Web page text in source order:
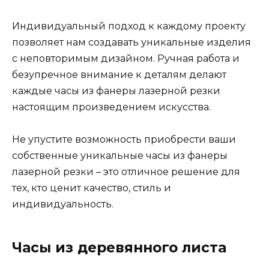
Индивидуальный подход к каждому проекту
позволяет нам создавать уникальные изделия
с неповторимым дизайном. Ручная работа и
безупречное внимание к деталям делают
каждые часы из фанеры лазерной резки
настоящим произведением искусства.
Не упустите возможность приобрести ваши
собственные уникальные часы из фанеры
лазерной резки – это отличное решение для
тех, кто ценит качество, стиль и
индивидуальность.
Часы из деревянного листа